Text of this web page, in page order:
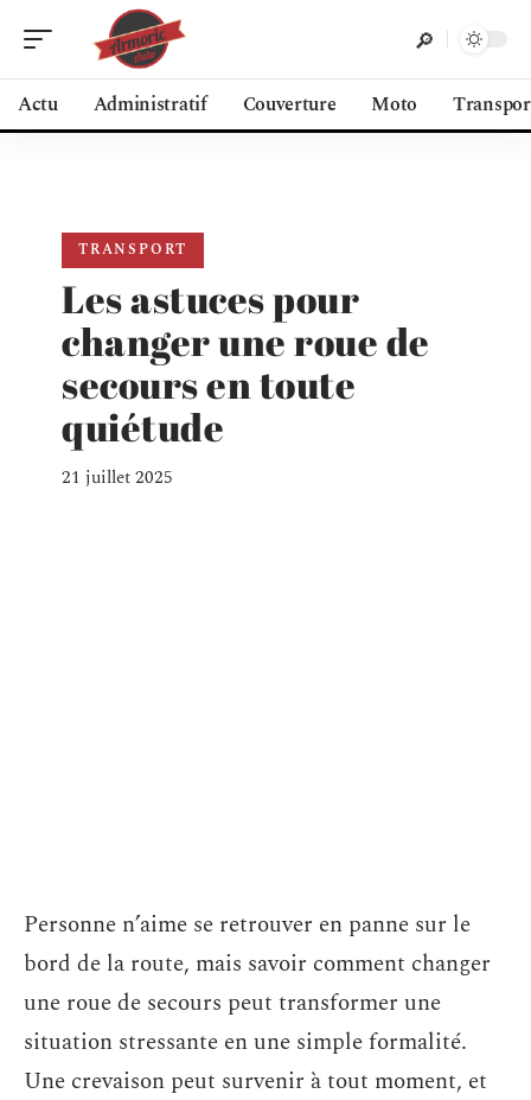
Actu Administratif Couverture Moto
TRANSPORT
Les astuces pour
changer une roue de
secours en toute
quiétude
21 juillet 2025
Personne n’aime se retrouver en panne sur le
bord de la route, mais savoir comment changer
une roue de secours peut transformer une
situation stressante en une simple formalité.
Une crevaison peut survenir à tout moment, et